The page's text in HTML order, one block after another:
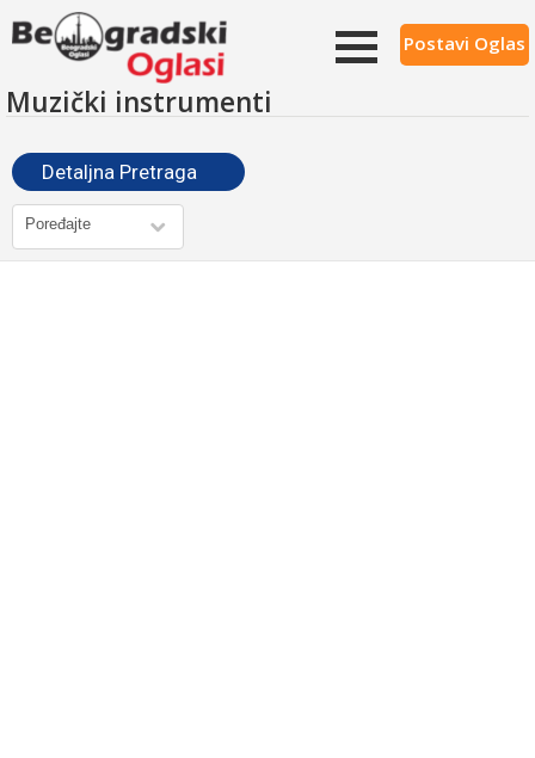
Postavi Oglas
Muzički instrumenti
Detaljna Pretraga